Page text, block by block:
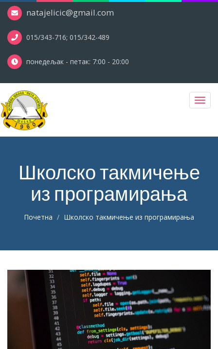
natajelicic@gmail.com
015/343-716; 015/342-489
понедељак - петак: 7:00 - 20:00
Школско такмичење
из програмирања
Почетна Школско такмичење из програмирања